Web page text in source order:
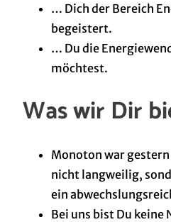
… Dich der Bereich
begeistert.
… Du die
möchtest.
Was wir Dir
Monoton war
nicht langweilig,
ein
Bei uns bist Du keine